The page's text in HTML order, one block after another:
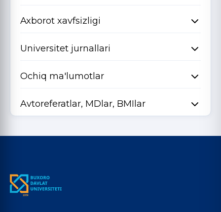
Axborot xavfsizligi
Universitet jurnallari
Ochiq ma'lumotlar
Avtoreferatlar, MDlar, BMIlar